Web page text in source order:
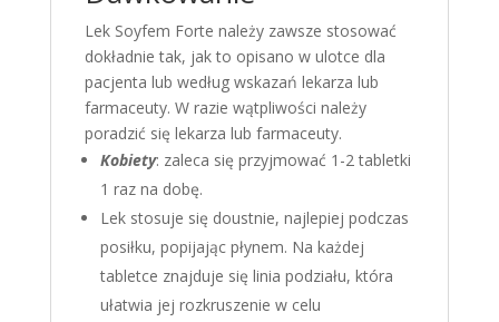
Lek Soyfem Forte należy zawsze stosować
dokładnie tak, jak to opisano w ulotce dla
pacjenta lub według wskazań lekarza lub
farmaceuty. W razie wątpliwości należy
poradzić się lekarza lub farmaceuty.
Kobiety: zaleca się przyjmować 1-2 tabletki
1 raz na dobę.
Lek stosuje się doustnie, najlepiej podczas
posiłku, popijając płynem. Na każdej
tabletce znajduje się linia podziału, która
ułatwia jej rozkruszenie w celu